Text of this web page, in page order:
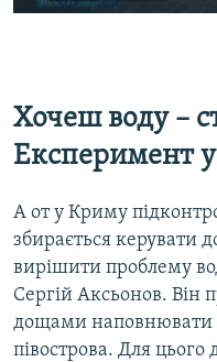
720p
Хочеш воду –
Експеримент
А от у Криму
збирається
вирішити проблему
Сергій Аксьонов. Він
дощами наповнювати
півострова. Для цього